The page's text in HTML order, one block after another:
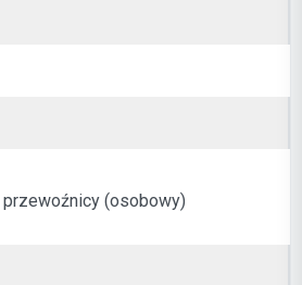
przewoźnicy (osobowy)